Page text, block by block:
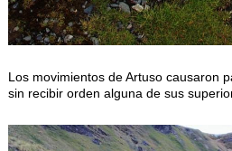
Los movimientos de Artuso causaron
sin recibir orden alguna de sus